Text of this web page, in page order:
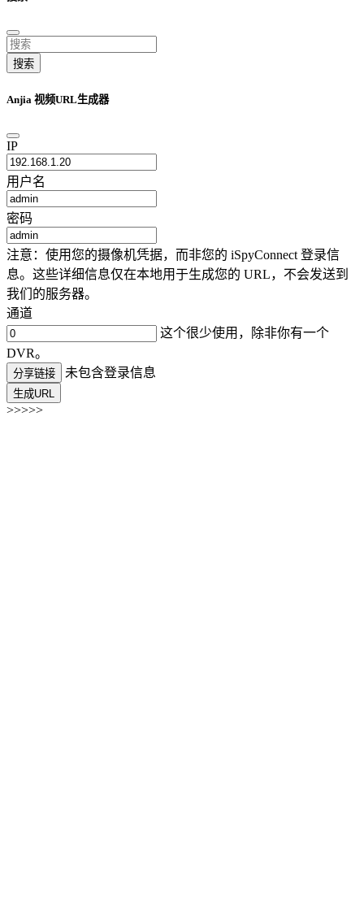
搜索
Anjia 视频URL生成器
IP
用户名
密码
注意：使用您的摄像机凭据，而非您的 iSpyConnect 登录信
息。这些详细信息仅在本地用于生成您的 URL，不会发送到
我们的服务器。
通道
这个很少使用，除非你有一个
DVR。
分享链接 未包含登录信息
生成URL
>>>>>